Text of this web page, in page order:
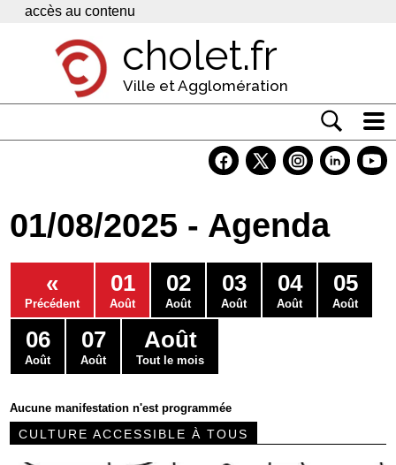
Panneau de gestion des cookies
accès au contenu
cholet.fr
Ville et Agglomération
Economie
Services
Contacts
01/08/2025 - Agenda
«
Précédent
01
Août
02
Août
03
Août
04
Août
05
Août
06
Août
07
Août
Août
Tout le mois
Aucune manifestation n'est programmée
CULTURE ACCESSIBLE À TOUS